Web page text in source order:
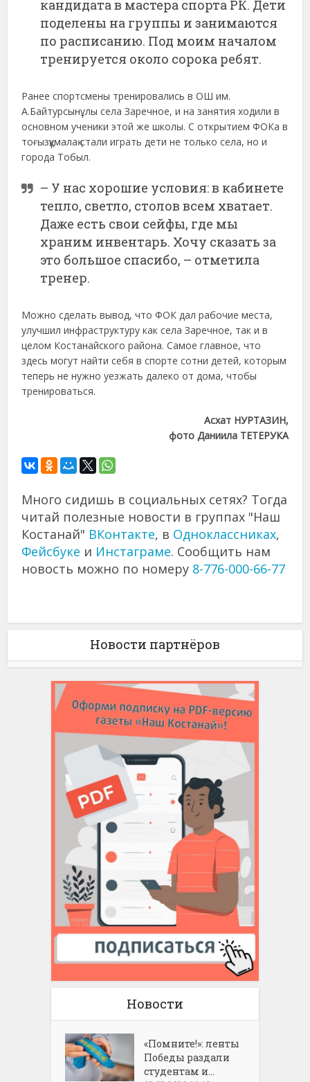
кандидата в мастера спорта РК. Дети
поделены на группы и занимаются
по расписанию. Под моим началом
тренируется около сорока ребят.
Ранее спортсмены тренировались в ОШ им.
А.Байтурсынұлы села Заречное, и на занятия ходили в
основном ученики этой же школы. С открытием ФОКа в
тоғызқұмалақ стали играть дети не только села, но и
города Тобыл.
– У нас хорошие условия: в кабинете
тепло, светло, столов всем хватает.
Даже есть свои сейфы, где мы
храним инвентарь. Хочу сказать за
это большое спасибо, – отметила
тренер.
Можно сделать вывод, что ФОК дал рабочие места,
улучшил инфраструктуру как села Заречное, так и в
целом Костанайского района. Самое главное, что
здесь могут найти себя в спорте сотни детей, которым
теперь не нужно уезжать далеко от дома, чтобы
тренироваться.
Асхат НУРТАЗИН,
фото Даниила ТЕТЕРУКА
Много сидишь в социальных сетях? Тогда
читай полезные новости в группах "Наш
Костанай" ВКонтакте, в Одноклассниках,
Фейсбуке и Инстаграме. Сообщить нам
новость можно по номеру 8-776-000-66-77
Новости партнёров
Новости
«Помните!»: ленты
Победы раздали
студентам и...